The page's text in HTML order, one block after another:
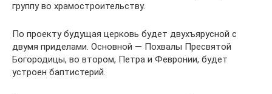
группу во храмостроительству.
По проекту будущая церковь будет двухъярусной с
двумя приделами. Основной — Похвалы Пресвятой
Богородицы, во втором, Петра и Февронии, будет
устроен баптистерий.